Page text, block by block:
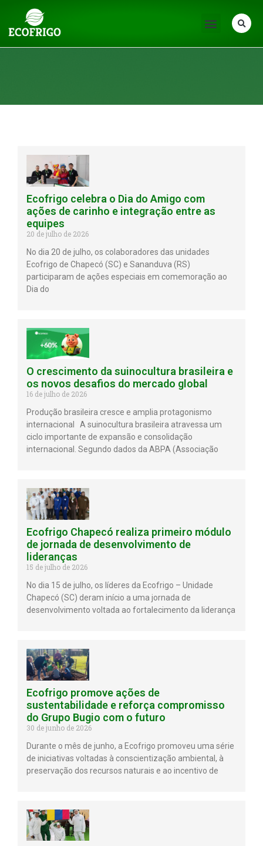
Ecofrigo celebra o Dia do Amigo com
ações de carinho e integração entre as
equipes
20 de julho de 2026
No dia 20 de julho, os colaboradores das unidades
Ecofrigo de Chapecó (SC) e Sananduva (RS)
participaram de ações especiais em comemoração ao
Dia do
O crescimento da suinocultura brasileira e
os novos desafios do mercado global
16 de julho de 2026
Produção brasileira cresce e amplia protagonismo
internacional A suinocultura brasileira atravessa um
ciclo importante de expansão e consolidação
internacional. Segundo dados da ABPA (Associação
Ecofrigo Chapecó realiza primeiro módulo
de jornada de desenvolvimento de
lideranças
15 de julho de 2026
No dia 15 de julho, os líderes da Ecofrigo – Unidade
Chapecó (SC) deram início a uma jornada de
desenvolvimento voltada ao fortalecimento da liderança
Ecofrigo promove ações de
sustentabilidade e reforça compromisso
do Grupo Bugio com o futuro
30 de junho de 2026
Durante o mês de junho, a Ecofrigo promoveu uma série
de iniciativas voltadas à conscientização ambiental, à
preservação dos recursos naturais e ao incentivo de